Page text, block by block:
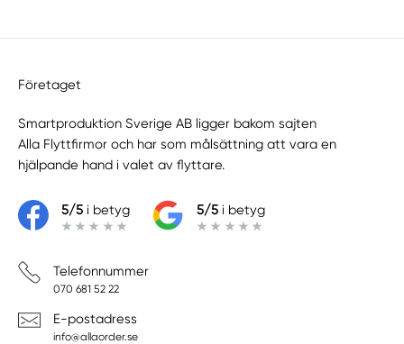
Företaget
Smartproduktion Sverige AB ligger bakom sajten
Alla Flyttfirmor och har som målsättning att vara en
hjälpande hand i valet av flyttare.
5/5i betyg 5/5i betyg
Telefonnummer
070 681 52 22
E-postadress
info@allaorder.se